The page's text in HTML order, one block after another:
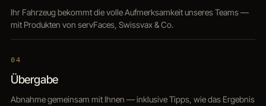
Ihr Fahrzeug bekommt die volle Aufmerksamkeit unseres Teams —
mit Produkten von servFaces, Swissvax & Co.
04
Übergabe
Abnahme gemeinsam mit Ihnen — inklusive Tipps, wie das Ergebnis